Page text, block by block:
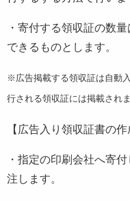
・寄付する領収証の数
できるものとします。
※広告掲載する領収証は自動
行される領収証には掲載されま
【広告入り領収証書の作
・指定の印刷会社へ寄
注します。